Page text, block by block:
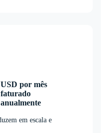
USD por mês
faturado
anualmente
em escala e